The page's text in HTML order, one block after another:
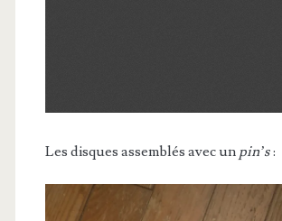
Les disques assemblés avec un pin’s: